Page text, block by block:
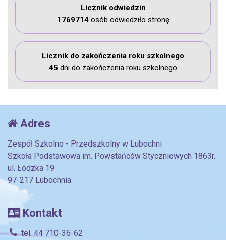
Licznik odwiedzin
1769714osób odwiedziło stronę
Licznik do zakończenia roku szkolnego
45 dni do zakończenia roku szkolnego
Adres
Zespół Szkolno - Przedszkolny w Lubochni
Szkoła Podstawowa im. Powstańców Styczniowych 1863r.
ul. Łódzka 19
97-217 Lubochnia
Kontakt
tel. 44 710-36-62